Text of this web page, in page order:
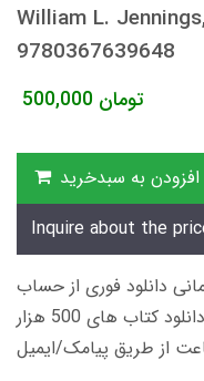
William L.
9780367639648
500,000 تومان
افزودن به سبدخرید
Inquire about the
های 600 هزار تومانی دانلود فوری از حساب
کاربری می باشد، و زمان تحویل لینک دانلود کتاب های 500 هزار